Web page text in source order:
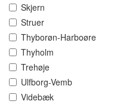
Skjern
Struer
Thyborøn-Harboøre
Thyholm
Trehøje
Ulfborg-Vemb
Videbæk